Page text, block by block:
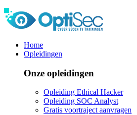
Home
Opleidingen
Onze opleidingen
Opleiding Ethical Hacker
Opleiding SOC Analyst
Gratis voortraject aanvragen